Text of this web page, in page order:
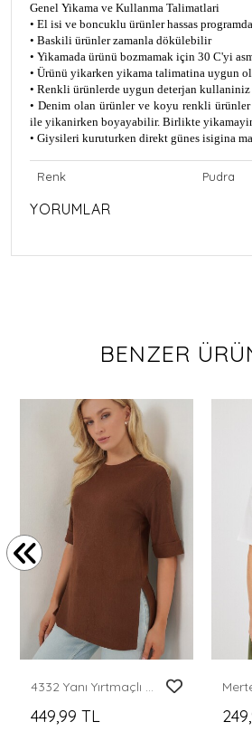
Genel Yikama ve Kullanma Talimatlari
• El isi ve boncuklu ürünler hassas
• Baskili ürünler zamanla dökülebilir
• Yikamada ürünü bozmamak için 30 C'yi
• Ürünü yikarken yikama talimatina uygun
• Renkli ürünlerde uygun deterjan kullaniniz
• Denim olan ürünler ve koyu renkli
ile yikanirken boyayabilir. Birlikte
• Giysileri kuruturken direkt günes isigina
Renk Pudra
YORUMLAR
BENZER
4332 Yanı Yırtmaçlı Örme Tişört - Kahverengi
449,99 TL